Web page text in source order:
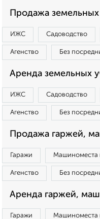
Продажа земельных
ИЖС Садоводство
Агенство Без
Аренда земельных
ИЖС Садоводство
Агенство Без
Продажа гаржей,
Гаражи Машиноместа
Агенство Без
Аренда гаржей,
Гаражи Машиноместа